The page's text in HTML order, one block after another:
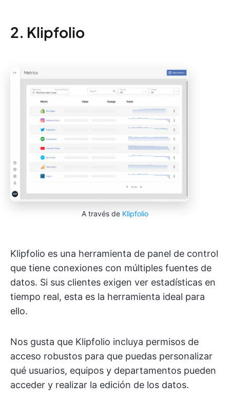
2. Klipfolio
A través de Klipfolio
Klipfolio es una herramienta de panel de control
que tiene conexiones con múltiples fuentes de
datos. Si sus clientes exigen ver estadísticas en
tiempo real, esta es la herramienta ideal para
ello.
Nos gusta que Klipfolio incluya permisos de
acceso robustos para que puedas personalizar
qué usuarios, equipos y departamentos pueden
acceder y realizar la edición de los datos.